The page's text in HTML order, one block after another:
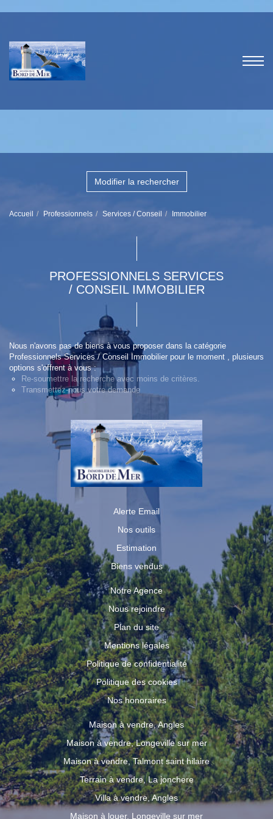
Modifier la rechercher
Accueil Professionnels Services / Conseil Immobilier
PROFESSIONNELS SERVICES
/ CONSEIL IMMOBILIER
Nous n'avons pas de biens à vous proposer dans la catégorie
Professionnels Services / Conseil Immobilier pour le moment , plusieurs
options s'offrent à vous :
Re-soumettre la recherche avec moins de critères.
Transmettez-nous votre demande
Alerte Email
Nos outils
Estimation
Biens vendus
Notre Agence
Nous rejoindre
Plan du site
Mentions légales
Politique de confidentialité
Politique des cookies
Nos honoraires
Maison à vendre, Angles
Maison à vendre, Longeville sur mer
Maison à vendre, Talmont saint hilaire
Terrain à vendre, La jonchere
Villa à vendre, Angles
Maison à louer, Longeville sur mer